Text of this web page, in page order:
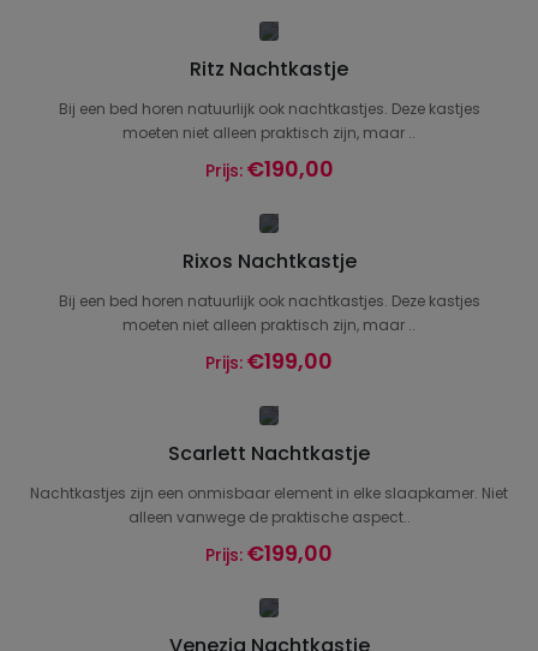
Ritz Nachtkastje
Bij een bed horen natuurlijk ook nachtkastjes. Deze kastjes
moeten niet alleen praktisch zijn, maar ..
Prijs: €190,00
Rixos Nachtkastje
Bij een bed horen natuurlijk ook nachtkastjes. Deze kastjes
moeten niet alleen praktisch zijn, maar ..
Prijs: €199,00
Scarlett Nachtkastje
Nachtkastjes zijn een onmisbaar element in elke slaapkamer. Niet
alleen vanwege de praktische aspect..
Prijs: €199,00